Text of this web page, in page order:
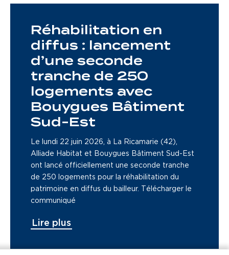
Réhabilitation en
diffus : lancement
d’une seconde
tranche de 250
logements avec
Bouygues Bâtiment
Sud-Est
Le lundi 22 juin 2026, à La Ricamarie (42),
Alliade Habitat et Bouygues Bâtiment Sud-Est
ont lancé officiellement une seconde tranche
de 250 logements pour la réhabilitation du
patrimoine en diffus du bailleur. Télécharger le
communiqué
Lire plus